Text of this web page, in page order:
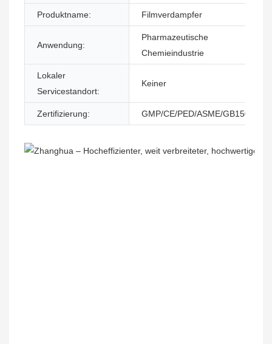
Produktname: Filmverdampfer
Anwendung:
Pharmazeutische
Chemieindustrie
Lokaler
Servicestandort:
Keiner
Zertifizierung: GMP/CE/PED/ASME/GB150